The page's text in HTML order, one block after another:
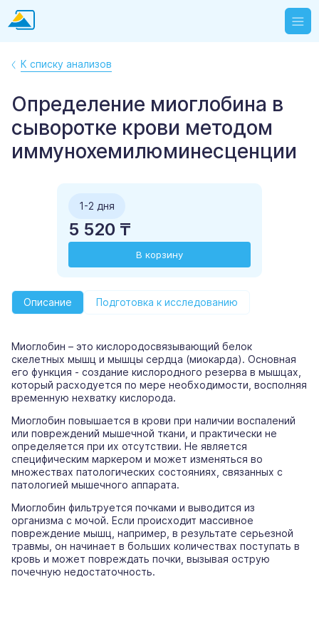
К списку анализов
Определение миоглобина в
сыворотке крови методом
иммунохемилюминесценции
1-2 дня
5 520 ₸
В корзину
Описание Подготовка к исследованию
Миоглобин – это кислородосвязывающий белок
скелетных мышц и мышцы сердца (миокарда). Основная
его функция - создание кислородного резерва в мышцах,
который расходуется по мере необходимости, восполняя
временную нехватку кислорода.
Миоглобин повышается в крови при наличии воспалений
или повреждений мышечной ткани, и практически не
определяется при их отсутствии. Не является
специфическим маркером и может изменяться во
множествах патологических состояниях, связанных с
патологией мышечного аппарата.
Миоглобин фильтруется почками и выводится из
организма с мочой. Если происходит массивное
повреждение мышц, например, в результате серьезной
травмы, он начинает в больших количествах поступать в
кровь и может повреждать почки, вызывая острую
почечную недостаточность.